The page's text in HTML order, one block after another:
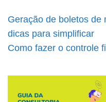
Geração de boletos de
dicas para simplificar
Como fazer o controle